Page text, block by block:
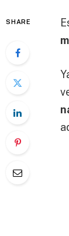
SHARE